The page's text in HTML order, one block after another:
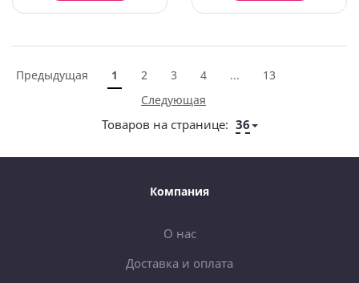
Предыдущая 1 2 3 4 ...
13
Следующая
Товаров на странице: 36
Компания
О нас
Доставка и оплата